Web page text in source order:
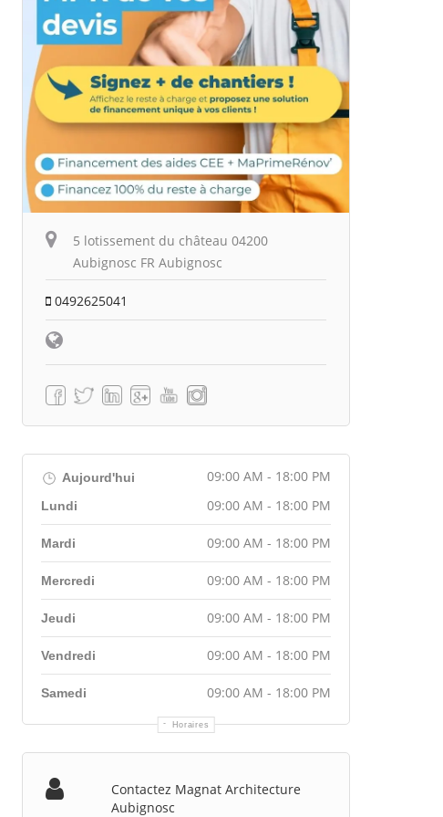
5 lotissement du château 04200
Aubignosc FR Aubignosc
0492625041
Aujourd'hui 09:00 AM - 18:00 PM
Horaires
Lundi 09:00 AM - 18:00 PM
Mardi 09:00 AM - 18:00 PM
Mercredi 09:00 AM - 18:00 PM
Jeudi 09:00 AM - 18:00 PM
Vendredi 09:00 AM - 18:00 PM
Samedi 09:00 AM - 18:00 PM
Contactez Magnat Architecture
Aubignosc